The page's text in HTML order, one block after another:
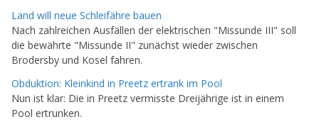
Land will neue Schleifähre bauen
Nach zahlreichen Ausfällen der elektrischen "Missunde III" soll
die bewährte "Missunde II" zunächst wieder zwischen
Brodersby und Kosel fahren.
Obduktion: Kleinkind in Preetz ertrank im Pool
Nun ist klar: Die in Preetz vermisste Dreijährige ist in einem
Pool ertrunken.